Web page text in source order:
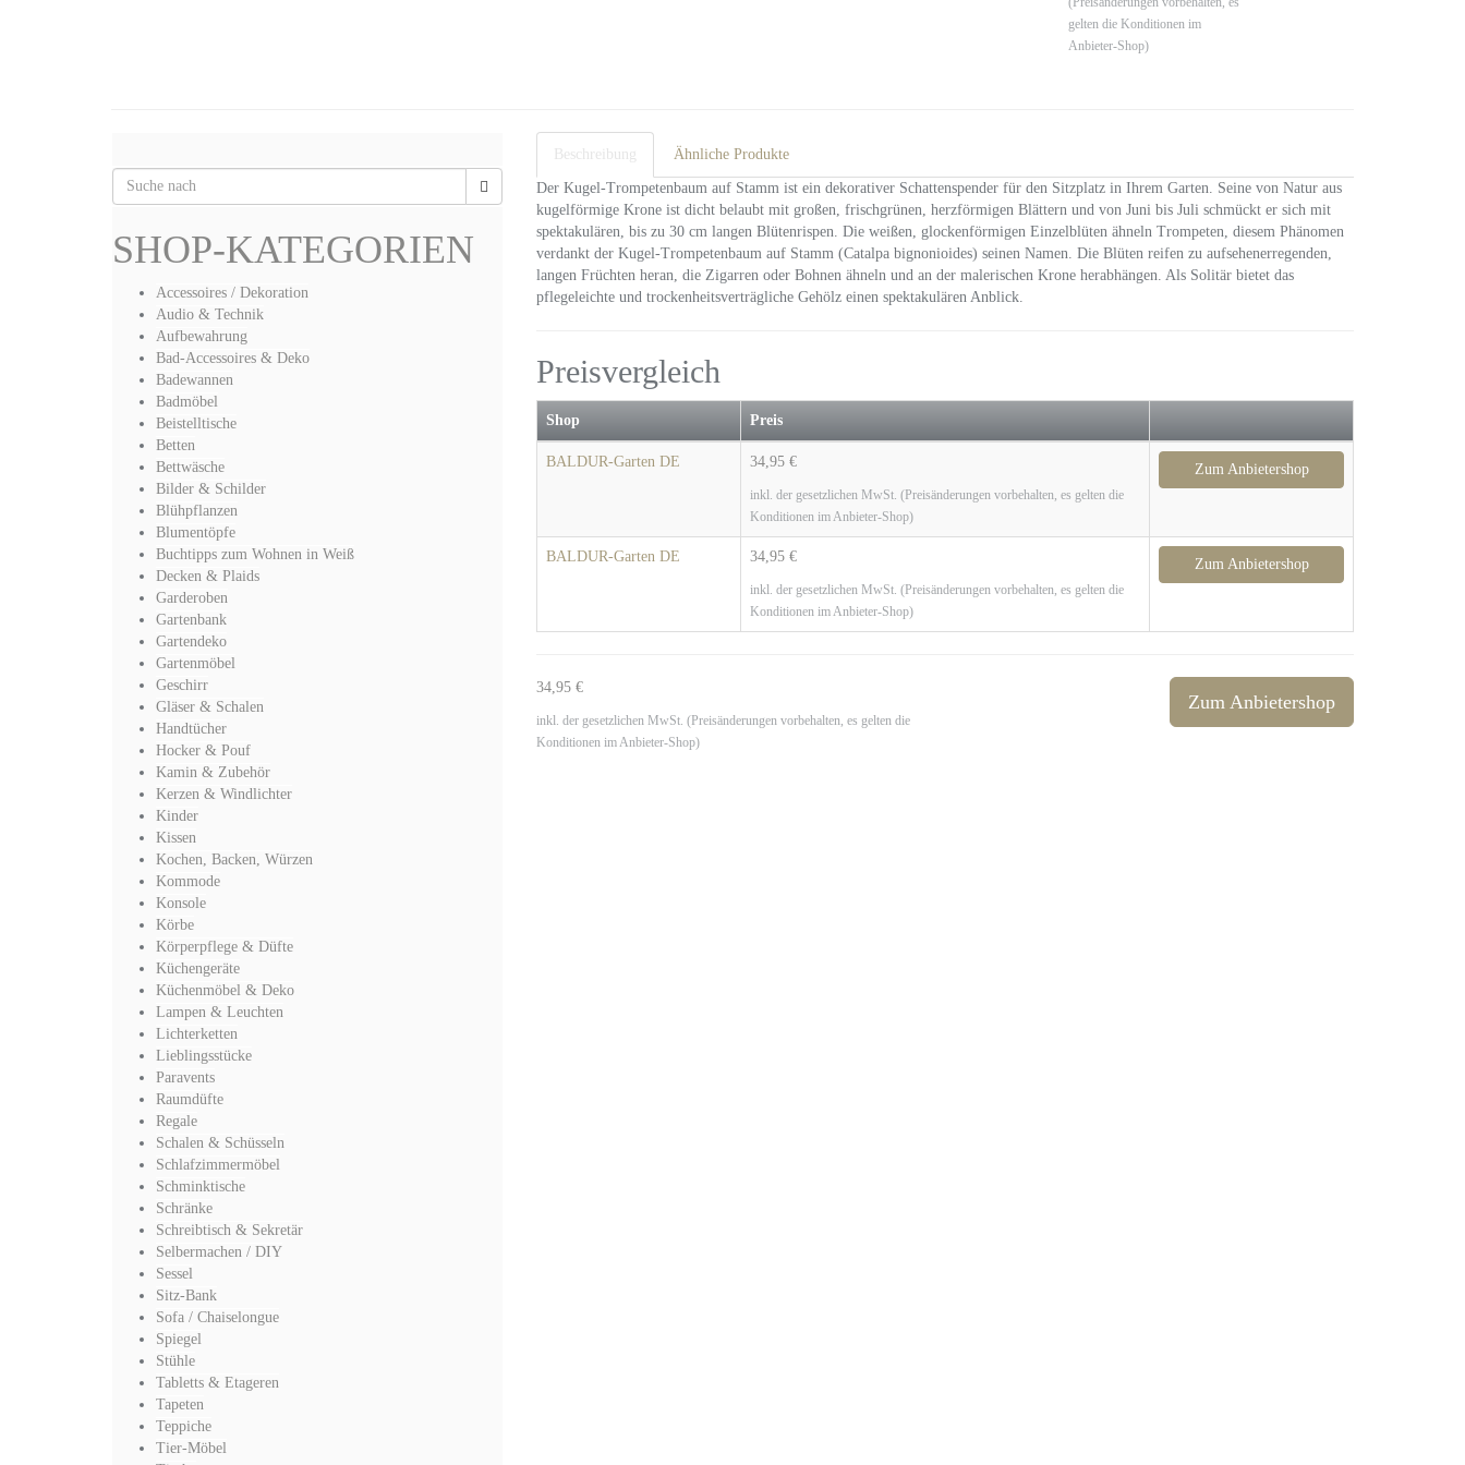
gelten die Konditionen im
Anbieter-Shop)
Beschreibung Ähnliche Produkte
Der Kugel-Trompetenbaum auf Stamm ist ein dekorativer Schattenspender für den Sitzplatz in Ihrem Garten. Seine von Natur aus
kugelförmige Krone ist dicht belaubt mit großen, frischgrünen, herzförmigen Blättern und von Juni bis Juli schmückt er sich mit
spektakulären, bis zu 30 cm langen Blütenrispen. Die weißen, glockenförmigen Einzelblüten ähneln Trompeten, diesem Phänomen
verdankt der Kugel-Trompetenbaum auf Stamm (Catalpa bignonioides) seinen Namen. Die Blüten reifen zu aufsehenerregenden,
langen Früchten heran, die Zigarren oder Bohnen ähneln und an der malerischen Krone herabhängen. Als Solitär bietet das
pflegeleichte und trockenheitsverträgliche Gehölz einen spektakulären Anblick.
Preisvergleich
Shop Preis
BALDUR-Garten DE 34,95 €
inkl. der gesetzlichen MwSt. (Preisänderungen vorbehalten, es gelten die
Konditionen im Anbieter-Shop)
Zum Anbietershop
BALDUR-Garten DE 34,95 €
inkl. der gesetzlichen MwSt. (Preisänderungen vorbehalten, es gelten die
Konditionen im Anbieter-Shop)
Zum Anbietershop
34,95 €
inkl. der gesetzlichen MwSt. (Preisänderungen vorbehalten, es gelten die
Konditionen im Anbieter-Shop)
Zum Anbietershop
SHOP-KATEGORIEN
Accessoires / Dekoration
Audio & Technik
Aufbewahrung
Bad-Accessoires & Deko
Badewannen
Badmöbel
Beistelltische
Betten
Bettwäsche
Bilder & Schilder
Blühpflanzen
Blumentöpfe
Buchtipps zum Wohnen in Weiß
Decken & Plaids
Garderoben
Gartenbank
Gartendeko
Gartenmöbel
Geschirr
Gläser & Schalen
Handtücher
Hocker & Pouf
Kamin & Zubehör
Kerzen & Windlichter
Kinder
Kissen
Kochen, Backen, Würzen
Kommode
Konsole
Körbe
Körperpflege & Düfte
Küchengeräte
Küchenmöbel & Deko
Lampen & Leuchten
Lichterketten
Lieblingsstücke
Paravents
Raumdüfte
Regale
Schalen & Schüsseln
Schlafzimmermöbel
Schminktische
Schränke
Schreibtisch & Sekretär
Selbermachen / DIY
Sessel
Sitz-Bank
Sofa / Chaiselongue
Spiegel
Stühle
Tabletts & Etageren
Tapeten
Teppiche
Tier-Möbel